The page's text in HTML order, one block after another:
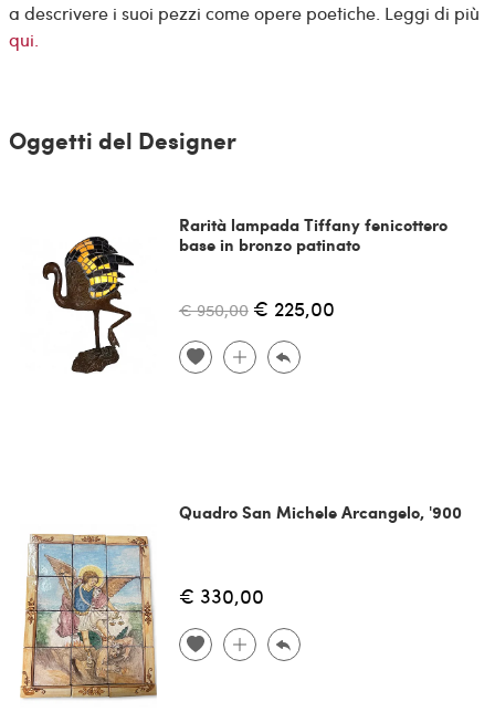
a descrivere i suoi pezzi come opere poetiche. Leggi di più
qui.
Oggetti del Designer
Rarità lampada Tiffany fenicottero
base in bronzo patinato
€ 950,00 € 225,00
Quadro San Michele Arcangelo, '900
€ 330,00